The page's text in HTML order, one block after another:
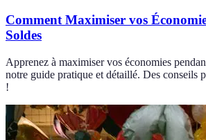
Comment Maximiser vos
Soldes
Apprenez à maximiser vos économies
notre guide pratique et détaillé. Des conseils
!